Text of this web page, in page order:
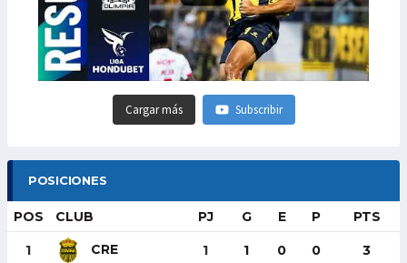
Cargar más Subscribir
POSICIONES
POS CLUB PJ G E P PTS
1 CRE 1 1 0 0 3